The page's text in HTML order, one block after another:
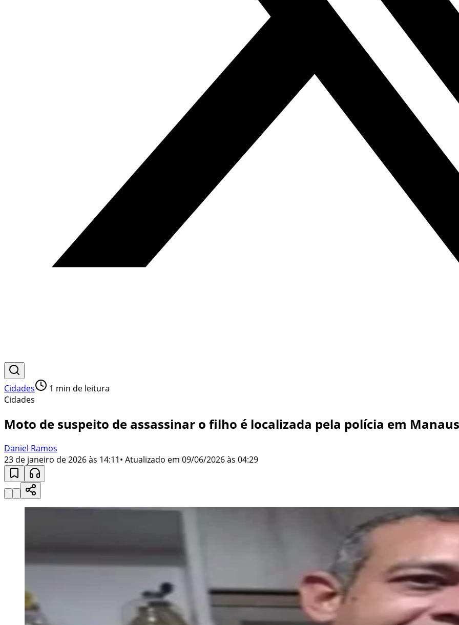
Cidades 1 min de leitura
Cidades
Moto de suspeito de assassinar o filho é localizada pela polícia em Manaus
Daniel Ramos
23 de janeiro de 2026 às 14:11• Atualizado em 09/06/2026 às 04:29